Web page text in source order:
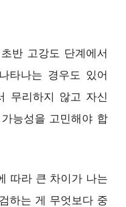
반 고강도 단계에서
타나는 경우도 있어
무리하지 않고 자신
능성을 고민해야 합
따라 큰 차이가 나는
하는 게 무엇보다 중